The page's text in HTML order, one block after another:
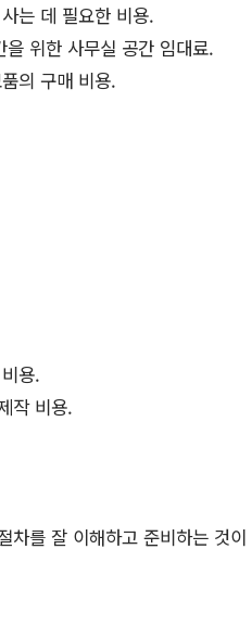
는 데 필요한 비용.
위한 사무실 공간 임대료.
의 구매 비용.
용.
작 비용.
를 잘 이해하고 준비하는 것